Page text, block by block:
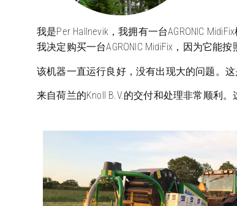
我是Per Hallnevik，我拥有一台AGRONIC
我决定购买一台AGRONIC MidiFix，因为它能
该机器一直运行良好，没有出现大的问题。
来自荷兰的Knoll B.V.的交付和处理非常顺利